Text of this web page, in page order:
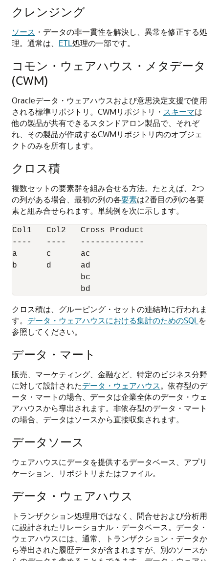
クレンジング
ソース ・データの非一貫性を解決し、異常を修正する処
理。通常は、 ETL 処理の一部です。
コモン・ウェアハウス・メタデータ
(CWM)
Oracleデータ・ウェアハウスおよび意思決定支援で使用
される標準リポジトリ。CWMリポジトリ・ スキーマは
他の製品が共有できるスタンドアロン製品で、それぞ
れ、その製品が作成するCWMリポジトリ内のオブジェ
クトのみを所有します。
クロス積
複数セットの要素群を組み合せる方法。たとえば、2つ
の列がある場合、最初の列の各要素は2番目の列の各要
素と組み合せられます。単純例を次に示します。
Col1   Col2   Cross Product
----   ----   -------------
a      c      ac
b      d      ad
              bc
クロス積は、グルーピング・セットの連結時に行われま
す。 データ・ウェアハウスにおける集計のためのSQL を
参照してください。
データ・マート
販売、マーケティング、金融など、特定のビジネス分野
に対して設計されたデータ・ウェアハウス。依存型のデ
ータ・マートの場合、データは企業全体のデータ・ウェ
アハウスから導出されます。非依存型のデータ・マート
の場合、データはソースから直接収集されます。
データソース
ウェアハウスにデータを提供するデータベース、アプリ
ケーション、リポジトリまたはファイル。
データ・ウェアハウス
トランザクション処理用ではなく、問合せおよび分析用
に設計されたリレーショナル・データベース。データ・
ウェアハウスには、通常、トランザクション・データか
ら導出された履歴データが含まれますが、別のソースか